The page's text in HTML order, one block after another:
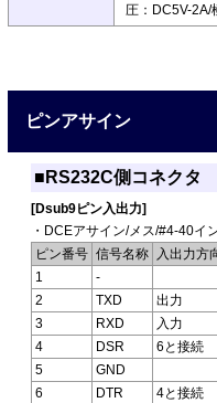
圧：DC5V-2A/
ピンアサイン
■RS232C側コネクタ
[Dsub9ピン入出力]
・DCEアサイン/メス/#4-40イ
ピン番号 信号名称
入出力方
1
-
2
TXD
出力
3
RXD
入力
4
DSR
6と接続
5
GND
6
DTR
4と接続